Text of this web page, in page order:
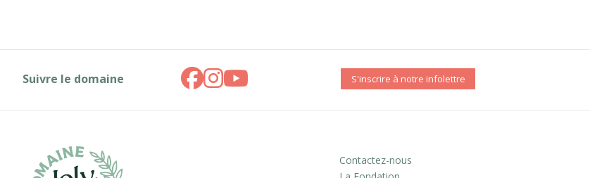
Suivre le domaine S'inscrire à notre infolettre
Contactez-nous